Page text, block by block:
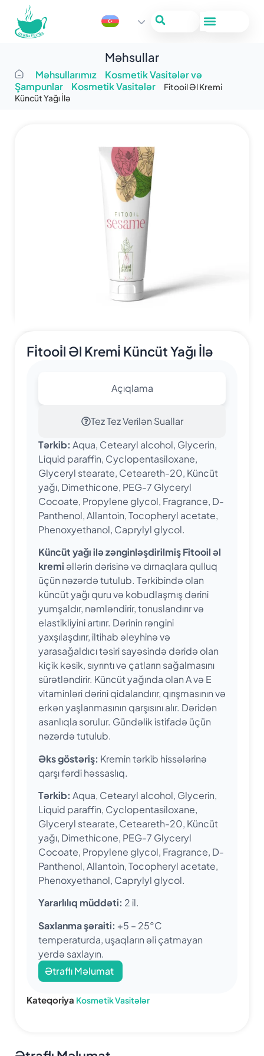
Məhsullarımız
Kosmetik Vasitələr və
Şampunlar
Kosmetik Vasitələr
Fi̇tooi̇l Əl Kremi̇
Küncüt Yağı İlə
Məhsullar
Fi̇tooi̇l Əl Kremi̇ Küncüt Yağı İlə
Açıqlama
Tez Tez Verilən Suallar
Tərkib: Aqua, Cetearyl alcohol, Glycerin,
Liquid paraffin, Cyclopentasiloxane,
Glyceryl stearate, Ceteareth-20, Küncüt
yağı, Dimethicone, PEG-7 Glyceryl
Cocoate, Propylene glycol, Fragrance, D-
Panthenol, Allantoin, Tocopheryl acetate,
Phenoxyethanol, Caprylyl glycol.
Küncüt yağı ilə zənginləşdirilmiş Fitooil əl
kremi əllərin dərisinə və dırnaqlara qulluq
üçün nəzərdə tutulub. Tərkibində olan
küncüt yağı quru və kobudlaşmış dərini
yumşaldır, nəmləndirir, tonuslandırır və
elastikliyini artırır. Dərinin rəngini
yaxşılaşdırır, iltihab əleyhinə və
yarasağaldıcı təsiri sayəsində dəridə olan
kiçik kəsik, sıyrıntı və çatların sağalmasını
sürətləndirir. Küncüt yağında olan A və E
vitaminləri dərini qidalandırır, qırışmasının və
erkən yaşlanmasının qarşısını alır. Dəridən
asanlıqla sorulur. Gündəlik istifadə üçün
nəzərdə tutulub.
Əks göstəriş: Kremin tərkib hissələrinə
qarşı fərdi həssaslıq.
Tərkib: Aqua, Cetearyl alcohol, Glycerin,
Liquid paraffin, Cyclopentasiloxane,
Glyceryl stearate, Ceteareth-20, Küncüt
yağı, Dimethicone, PEG-7 Glyceryl
Cocoate, Propylene glycol, Fragrance, D-
Panthenol, Allantoin, Tocopheryl acetate,
Phenoxyethanol, Caprylyl glycol.
Yararlılıq müddəti: 2 il.
Saxlanma şəraiti: +5 – 25°C
temperaturda, uşaqların əli çatmayan
yerdə saxlayın.
Ətraflı Məlumat
Kateqoriya Kosmetik Vasitələr